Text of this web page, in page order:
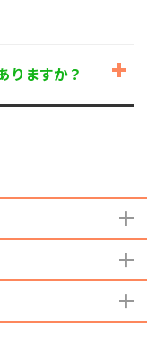
りますか？